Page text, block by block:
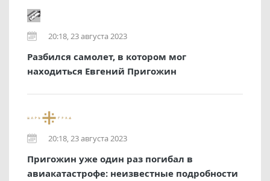
20:18, 23 августа 2023
Разбился самолет, в котором мог
находиться Евгений Пригожин
20:18, 23 августа 2023
Пригожин уже один раз погибал в
авиакатастрофе: неизвестные подробности